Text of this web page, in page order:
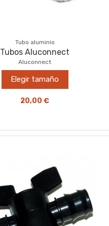
Tubo aluminio
Tubos Aluconnect
Aluconnect
Elegir tamaño
20,00 €